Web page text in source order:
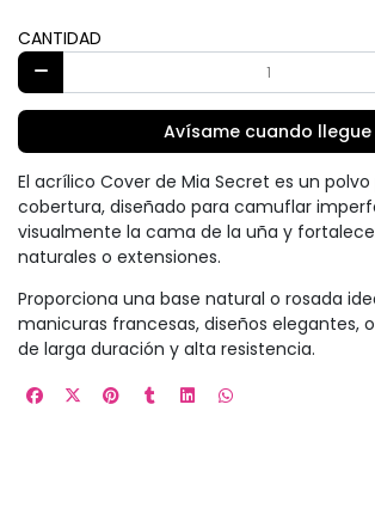
CANTIDAD
Avísame cuando llegue
El acrílico Cover de Mia Secret es un
cobertura, diseñado para camuflar
visualmente la cama de la uña y
naturales o extensiones.
Proporciona una base natural o rosada
manicuras francesas, diseños elegantes,
de larga duración y alta resistencia.